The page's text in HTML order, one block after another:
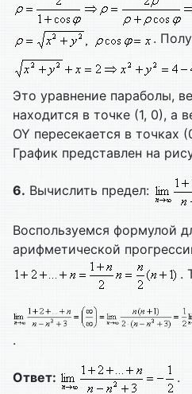
.
Это уравнение параболы,
находится в точке (1, 0), а
OY пересекается в точках
График представлен на
6. Вычислить предел:
Воспользуемся формулой
арифметической
.
.
Ответ: .